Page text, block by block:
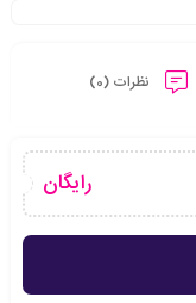
نظرات (0)
رایگان